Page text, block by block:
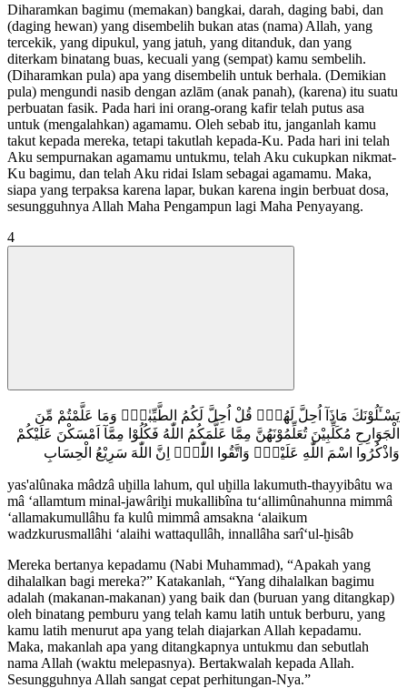
Diharamkan bagimu (memakan) bangkai, darah, daging babi, dan
(daging hewan) yang disembelih bukan atas (nama) Allah, yang
tercekik, yang dipukul, yang jatuh, yang ditanduk, dan yang
diterkam binatang buas, kecuali yang (sempat) kamu sembelih.
(Diharamkan pula) apa yang disembelih untuk berhala. (Demikian
pula) mengundi nasib dengan azlām (anak panah), (karena) itu suatu
perbuatan fasik. Pada hari ini orang-orang kafir telah putus asa
untuk (mengalahkan) agamamu. Oleh sebab itu, janganlah kamu
takut kepada mereka, tetapi takutlah kepada-Ku. Pada hari ini telah
Aku sempurnakan agamamu untukmu, telah Aku cukupkan nikmat-
Ku bagimu, dan telah Aku ridai Islam sebagai agamamu. Maka,
siapa yang terpaksa karena lapar, bukan karena ingin berbuat dosa,
sesungguhnya Allah Maha Pengampun lagi Maha Penyayang.
4
يَسْـَٔلُوْنَكَ مَاذَآ اُحِلَّ لَهُمْۗ قُلْ اُحِلَّ لَكُمُ الطَّيِّبٰتُۙ وَمَا عَلَّمْتُمْ مِّنَ
الْجَوَارِحِ مُكَلِّبِيْنَ تُعَلِّمُوْنَهُنَّ مِمَّا عَلَّمَكُمُ اللّٰهُ فَكُلُوْا مِمَّآ اَمْسَكْنَ عَلَيْكُمْ
وَاذْكُرُوا اسْمَ اللّٰهِ عَلَيْهِۖ وَاتَّقُوا اللّٰهَۗ اِنَّ اللّٰهَ سَرِيْعُ الْحِسَابِ
yas'alûnaka mâdzâ uḫilla lahum, qul uḫilla lakumuth-thayyibâtu wa
mâ ‘allamtum minal-jawâriḫi mukallibîna tu‘allimûnahunna mimmâ
‘allamakumullâhu fa kulû mimmâ amsakna ‘alaikum
wadzkurusmallâhi ‘alaihi wattaqullâh, innallâha sarî‘ul-ḫisâb
Mereka bertanya kepadamu (Nabi Muhammad), “Apakah yang
dihalalkan bagi mereka?” Katakanlah, “Yang dihalalkan bagimu
adalah (makanan-makanan) yang baik dan (buruan yang ditangkap)
oleh binatang pemburu yang telah kamu latih untuk berburu, yang
kamu latih menurut apa yang telah diajarkan Allah kepadamu.
Maka, makanlah apa yang ditangkapnya untukmu dan sebutlah
nama Allah (waktu melepasnya). Bertakwalah kepada Allah.
Sesungguhnya Allah sangat cepat perhitungan-Nya.”